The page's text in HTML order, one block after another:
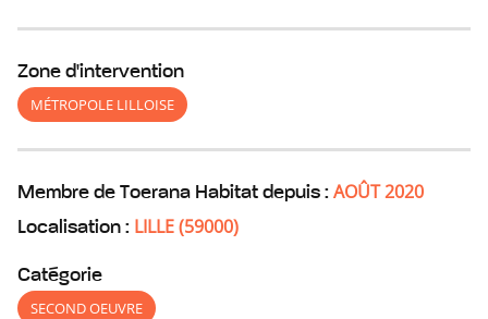
Zone d'intervention
MÉTROPOLE LILLOISE
Membre de Toerana Habitat depuis : AOÛT 2020
Localisation : LILLE(59000)
Catégorie
SECOND OEUVRE